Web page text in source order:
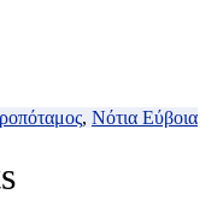
, Νότια Εύβοια